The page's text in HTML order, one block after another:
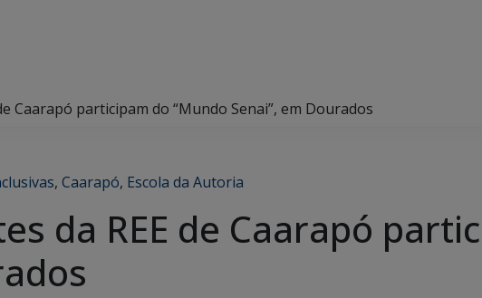
Caarapó participam do “Mundo Senai”, em Dourados
, Caarapó, Escola da Autoria
da REE de Caarapó